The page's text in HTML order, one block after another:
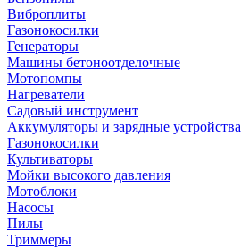
Виброплиты
Газонокосилки
Генераторы
Машины бетоноотделочные
Мотопомпы
Нагреватели
Садовый инструмент
Аккумуляторы и зарядные устройства
Газонокосилки
Культиваторы
Мойки высокого давления
Мотоблоки
Насосы
Пилы
Триммеры